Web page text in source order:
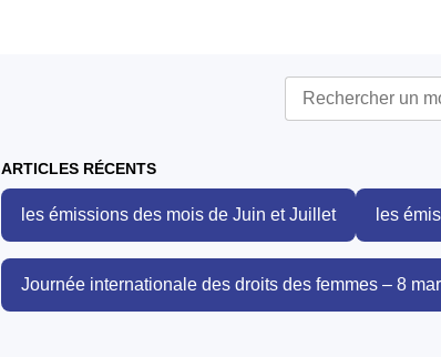
ARTICLES RÉCENTS
les émissions des mois de Juin et Juillet les
Journée internationale des droits des femmes – 8